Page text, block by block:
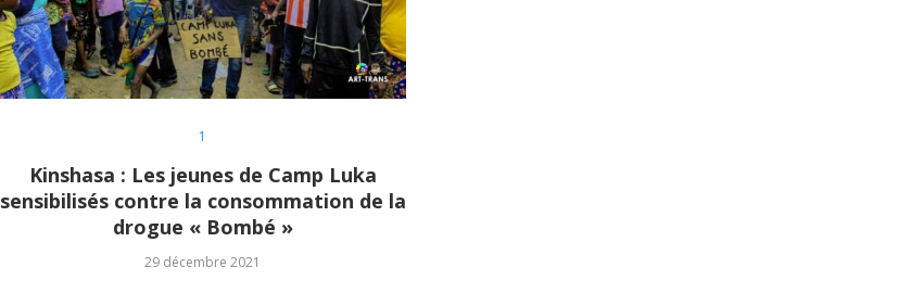
1
Kinshasa : Les jeunes de Camp Luka
sensibilisés contre la consommation de la
drogue « Bombé »
29 décembre 2021